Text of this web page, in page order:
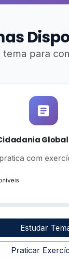
tema para
Global
com
Estudar
Praticar